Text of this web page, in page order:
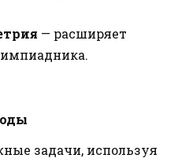
— расширяет
задачи, используя